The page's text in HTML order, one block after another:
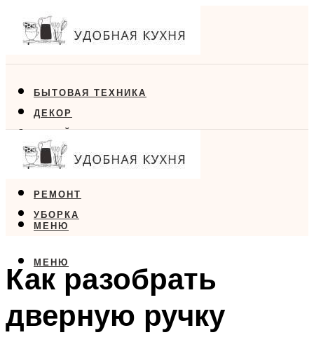
БЫТОВАЯ ТЕХНИКА
ДЕКОР
ДИЗАЙН
ЕДА
РЕМОНТ
УБОРКА
МЕНЮ
МЕНЮ
Как разобрать
дверную ручку